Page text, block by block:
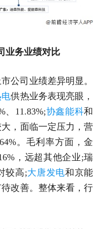
业务业绩对比
公司业绩差异明显。
供热业务表现亮眼，
、11.83%;协鑫能科和
，面临一定压力，营
。毛利率方面，金
，远超其他企业;瑞
较高;大唐发电和京能
改善。整体来看，行